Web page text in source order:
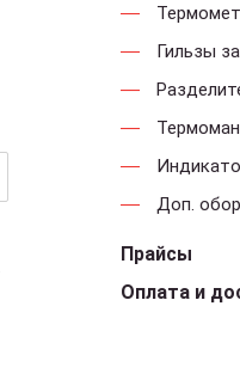
Гильзы
Доп.
Прайсы
Оплата и